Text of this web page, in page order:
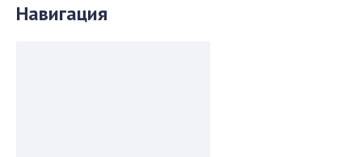
Навигация